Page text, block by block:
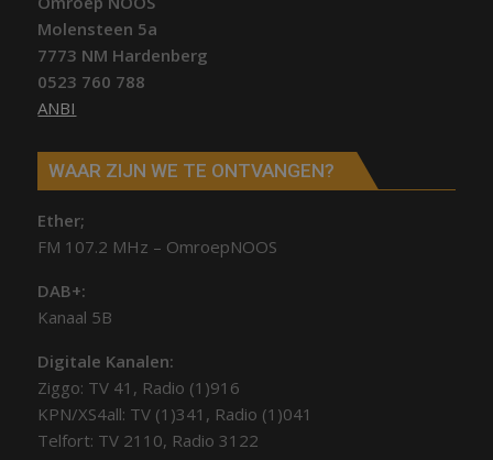
Molensteen 5a
7773 NM Hardenberg
0523 760 788
ANBI
WAAR ZIJN WE TE ONTVANGEN?
Ether;
FM 107.2 MHz – OmroepNOOS
DAB+:
Kanaal 5B
Digitale Kanalen:
Ziggo: TV 41, Radio (1)916
KPN/XS4all: TV (1)341, Radio (1)041
Telfort: TV 2110, Radio 3122